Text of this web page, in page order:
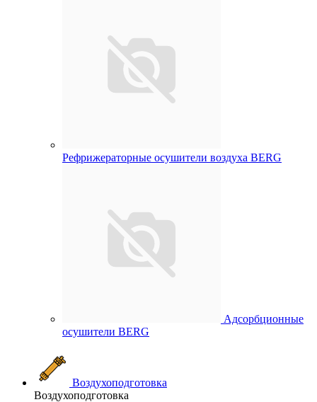
Рефрижераторные осушители воздуха BERG
Адсорбционные
осушители BERG
Воздухоподготовка
Воздухоподготовка